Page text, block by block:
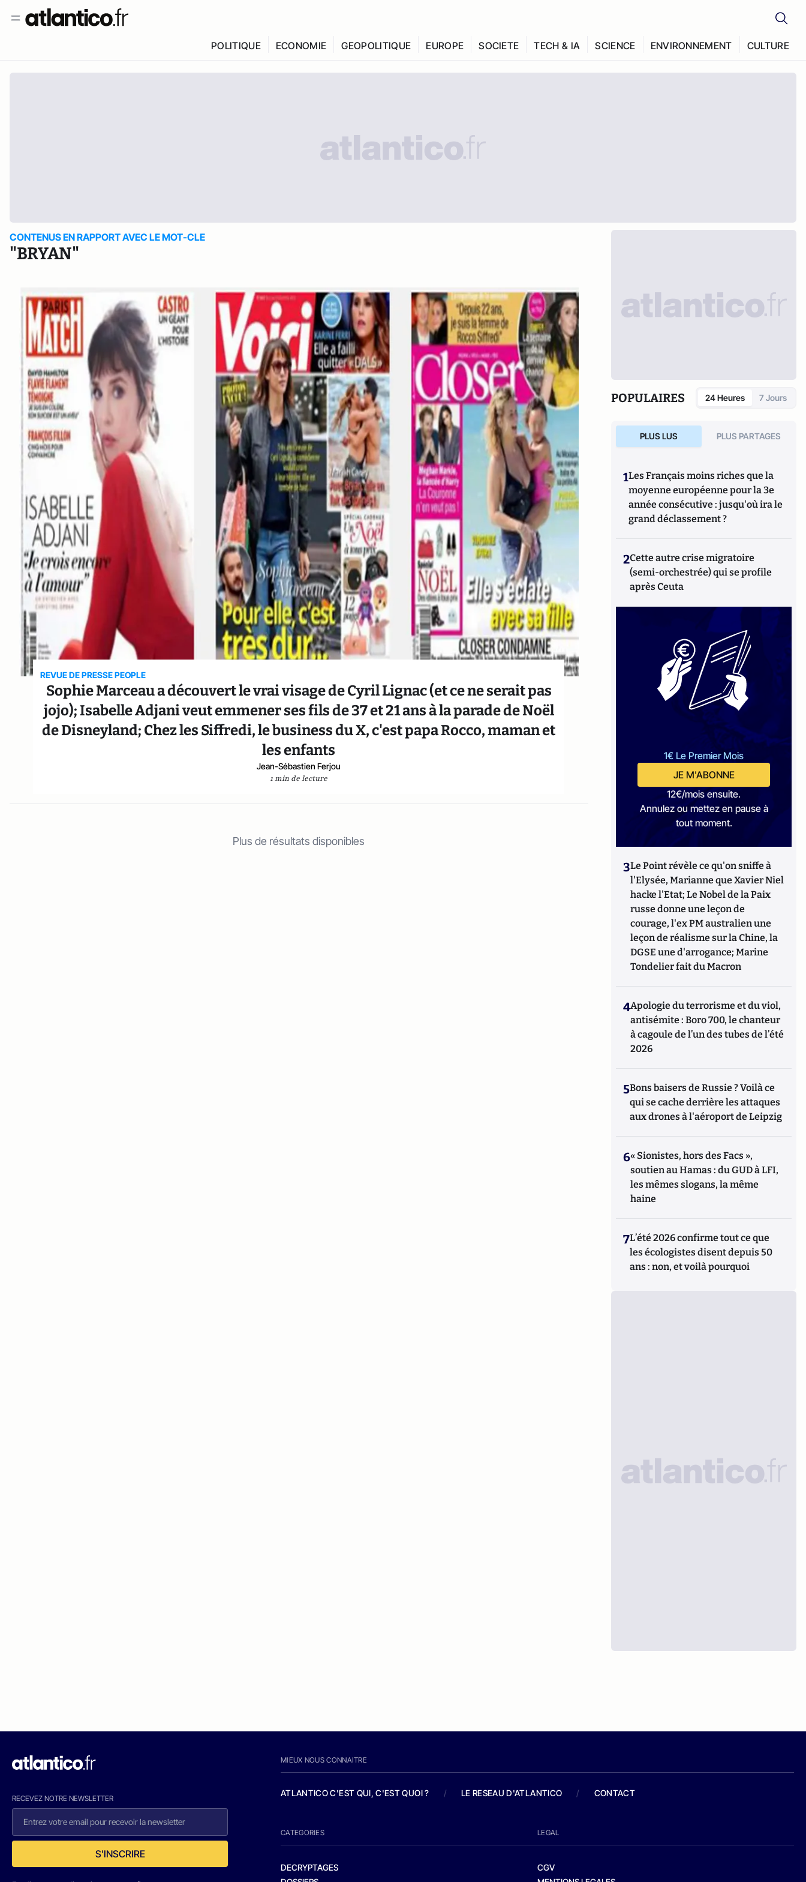
POLITIQUE ECONOMIE GEOPOLITIQUE EUROPE SOCIETE TECH & IA SCIENCE ENVIRONNEMENT CULTURE
CONTENUS EN RAPPORT AVEC LE MOT-CLE
"BRYAN"
REVUE DE PRESSE PEOPLE
Sophie Marceau a découvert le vrai visage de Cyril Lignac (et ce ne serait pas
jojo); Isabelle Adjani veut emmener ses fils de 37 et 21 ans à la parade de Noël
de Disneyland; Chez les Siffredi, le business du X, c'est papa Rocco, maman et
les enfants
Jean-Sébastien Ferjou
1 min de lecture
Plus de résultats disponibles
POPULAIRES 24 Heures 7 Jours
PLUS LUS PLUS PARTAGES
1Les Français moins riches que la
moyenne européenne pour la 3e
année consécutive : jusqu'où ira le
grand déclassement ?
2Cette autre crise migratoire
(semi-orchestrée) qui se profile
après Ceuta
1€ Le Premier Mois
JE M'ABONNE
12€/mois ensuite.
Annulez ou mettez en pause à
tout moment.
3Le Point révèle ce qu'on sniffe à
l'Elysée, Marianne que Xavier Niel
hacke l'Etat; Le Nobel de la Paix
russe donne une leçon de
courage, l'ex PM australien une
leçon de réalisme sur la Chine, la
DGSE une d'arrogance; Marine
Tondelier fait du Macron
4Apologie du terrorisme et du viol,
antisémite : Boro 700, le chanteur
à cagoule de l’un des tubes de l’été
2026
5Bons baisers de Russie ? Voilà ce
qui se cache derrière les attaques
aux drones à l'aéroport de Leipzig
6« Sionistes, hors des Facs »,
soutien au Hamas : du GUD à LFI,
les mêmes slogans, la même
haine
7L’été 2026 confirme tout ce que
les écologistes disent depuis 50
ans : non, et voilà pourquoi
RECEVEZ NOTRE NEWSLETTER
S'INSCRIRE
MIEUX NOUS CONNAITRE
ATLANTICO C'EST QUI, C'EST QUOI ? / LE RESEAU D'ATLANTICO / CONTACT
CATEGORIES
DECRYPTAGES
LEGAL
CGV